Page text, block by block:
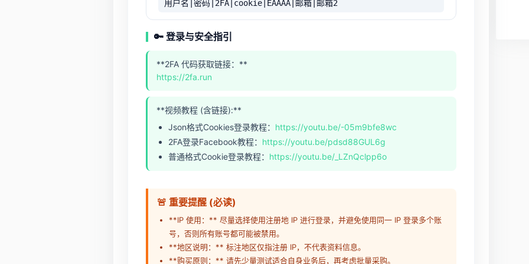
用户名|密码|2FA|cookie|EAAAA|邮箱|邮箱2
🔑 登录与安全指引
**2FA 代码获取链接：**
https://2fa.run
**视频教程 (含链接):**
Json格式Cookies登录教程： https://youtu.be/-05m9bfe8wc
2FA登录Facebook教程： https://youtu.be/pdsd88GUL6g
普通格式Cookie登录教程： https://youtu.be/_LZnQclpp6o
🚨 重要提醒 (必读)
**IP 使用：** 尽量选择使用注册地 IP 进行登录，并避免使用同一 IP 登录多个账
号，否则所有账号都可能被禁用。
**地区说明：** 标注地区仅指注册 IP，不代表资料信息。
**购买原则：** 请先少量测试适合自身业务后，再考虑批量采购。